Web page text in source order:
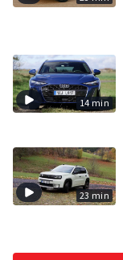
14 min
23 min